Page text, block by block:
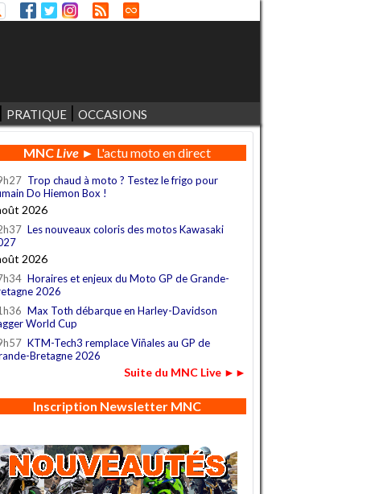
PRATIQUE OCCASIONS
MNCLive► L'actu moto en direct
Trop chaud à moto ? Testez le frigo pour
Do Hiemon Box !
2026
Les nouveaux coloris des motos Kawasaki
2026
Horaires et enjeux du Moto GP de Grande-
2026
Max Toth débarque en Harley-Davidson
World Cup
KTM-Tech3 remplace Viñales au GP de
Bretagne 2026
Suite du MNC Live ►►
Inscription Newsletter MNC